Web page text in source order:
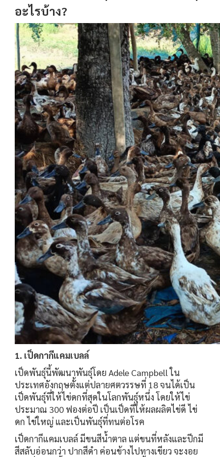
อะไรบ้าง?
1. เป็ดกากีแคมเบลล์
เป็ดพันธุ์นี้พัฒนาพันธุ์โดย Adele Campbell ใน
ประเทศอังกฤษตั้งแต่ปลายศตวรรษที่ 18 จนได้เป็น
เป็ดพันธุ์ที่ให้ไข่ดกที่สุดในโลกพันธุ์หนึ่ง โดยให้ไข่
ประมาณ 300 ฟองต่อปี เป็นเป็ดที่ให้ผลผลิตไข่ดี ไข่
ดก ไข่ใหญ่ และเป็นพันธุ์ที่ทนต่อโรค
เป็ดกากีแคมเบลล์ มีขนสีน้ำตาล แต่ขนที่หลังและปีกมี
สีสลับอ่อนกว่า ปากสีดำ ค่อนข้างไปทางเขียว จะงอย